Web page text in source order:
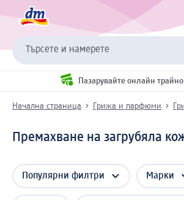
Търсете и намерете
Пазарувайте онлайн
Начална страница Грижа и парфюми
Премахване на загрубяла
Популярни филтри Марки